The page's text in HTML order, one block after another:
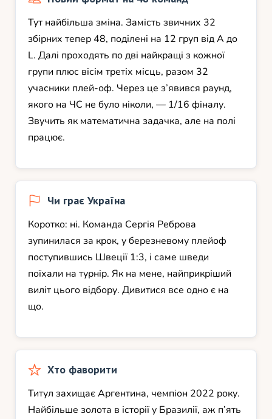
Тут найбільша зміна. Замість звичних 32
збірних тепер 48, поділені на 12 груп від A до
L. Далі проходять по дві найкращі з кожної
групи плюс вісім третіх місць, разом 32
учасники плей-оф. Через це з’явився раунд,
якого на ЧС не було ніколи, — 1/16 фіналу.
Звучить як математична задачка, але на полі
працює.
Чи грає Україна
Коротко: ні. Команда Сергія Реброва
зупинилася за крок, у березневому плейоф
поступившись Швеції 1:3, і саме шведи
поїхали на турнір. Як на мене, найприкріший
виліт цього відбору. Дивитися все одно є на
що.
Хто фаворити
Титул захищає Аргентина, чемпіон 2022 року.
Найбільше золота в історії у Бразилії, аж п’ять